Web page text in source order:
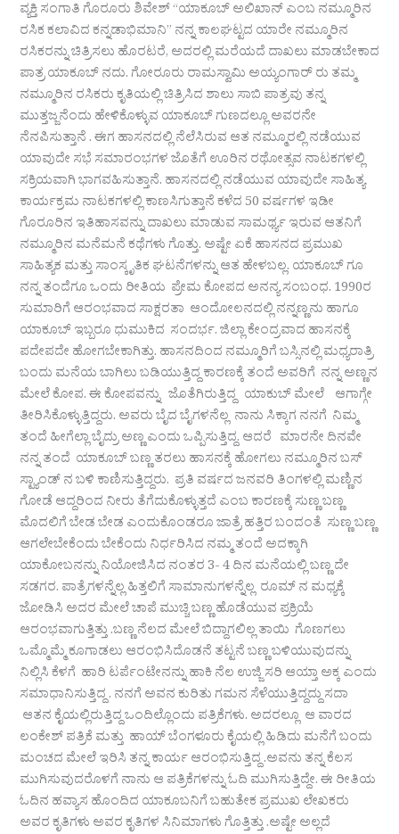
ವ್ಯಕ್ತಿ ಸಂಗಾತಿ ಗೊರೂರು ಶಿವೇಶ್ “ಯಾಕೂಬ್ ಅಲಿಖಾನ್ ಎಂಬ ನಮ್ಮೂರಿನ
ರಸಿಕ ಕಲಾವಿದ ಕನ್ನಡಾಭಿಮಾನಿ” ನನ್ನ ಕಾಲಘಟ್ಟದ ಯಾರೇ ನಮ್ಮೂರಿನ
ರಸಿಕರನ್ನು ಚಿತ್ರಿಸಲು ಹೊರಟರೆ, ಅದರಲ್ಲಿ ಮರೆಯದೆ ದಾಖಲು ಮಾಡಬೇಕಾದ
ಪಾತ್ರ ಯಾಕೂಬ್ ನದು. ಗೋರೂರು ರಾಮಸ್ವಾಮಿ ಅಯ್ಯಂಗಾರ್ ರು ತಮ್ಮ
ನಮ್ಮೂರಿನ ರಸಿಕರು ಕೃತಿಯಲ್ಲಿ ಚಿತ್ರಿಸಿದ ಶಾಲು ಸಾಬಿ ಪಾತ್ರವು ತನ್ನ
ಮುತ್ತಜ್ಜನೆಂದು ಹೇಳಿಕೊಳ್ಳುವ ಯಾಕೂಬ್ ಗುಣದಲ್ಲೂ ಅವರನೇ
ನೆನಪಿಸುತ್ತಾನೆ . ಈಗ ಹಾಸನದಲ್ಲಿ ನೆಲೆಸಿರುವ ಆತ ನಮ್ಮೂರಲ್ಲಿ ನಡೆಯುವ
ಯಾವುದೇ ಸಭೆ ಸಮಾರಂಭಗಳ ಜೊತೆಗೆ ಊರಿನ ರಥೋತ್ಸವ ನಾಟಕಗಳಲ್ಲಿ
ಸಕ್ರಿಯವಾಗಿ ಭಾಗವಹಿಸುತ್ತಾನೆ. ಹಾಸನದಲ್ಲಿ ನಡೆಯುವ ಯಾವುದೇ ಸಾಹಿತ್ಯ
ಕಾರ್ಯಕ್ರಮ ನಾಟಕಗಳಲ್ಲಿ ಕಾಣಸಿಗುತ್ತಾನೆ ಕಳೆದ 50 ವರ್ಷಗಳ ಇಡೀ
ಗೊರೂರಿನ ಇತಿಹಾಸವನ್ನು ದಾಖಲು ಮಾಡುವ ಸಾಮರ್ಥ್ಯ ಇರುವ ಆತನಿಗೆ
ನಮ್ಮೂರಿನ ಮನೆಮನೆ ಕಥೆಗಳು ಗೊತ್ತು. ಅಷ್ಟೇ ಏಕೆ ಹಾಸನದ ಪ್ರಮುಖ
ಸಾಹಿತ್ಯಕ ಮತ್ತು ಸಾಂಸ್ಕೃತಿಕ ಘಟನೆಗಳನ್ನು ಆತ ಹೇಳಬಲ್ಲ. ಯಾಕೂಬ್ ಗೂ
ನನ್ನ ತಂದೆಗೂ ಒಂದು ರೀತಿಯ ಪ್ರೇಮ ಕೋಪದ ಅನನ್ಯ ಸಂಬಂಧ. 1990ರ
ಸುಮಾರಿಗೆ ಆರಂಭವಾದ ಸಾಕ್ಷರತಾ ಆಂದೋಲನದಲ್ಲಿ ನನ್ನಣ್ಣನು ಹಾಗೂ
ಯಾಕೂಬ್ ಇಬ್ಬರೂ ಧುಮುಕಿದ ಸಂದರ್ಭ. ಜಿಲ್ಲಾ ಕೇಂದ್ರವಾದ ಹಾಸನಕ್ಕೆ
ಪದೇಪದೇ ಹೋಗಬೇಕಾಗಿತ್ತು. ಹಾಸನದಿಂದ ನಮ್ಮೂರಿಗೆ ಬಸ್ಸಿನಲ್ಲಿ ಮಧ್ಯರಾತ್ರಿ
ಬಂದು ಮನೆಯ ಬಾಗಿಲು ಬಡಿಯುತ್ತಿದ್ದ ಕಾರಣಕ್ಕೆ ತಂದೆ ಅವರಿಗೆ ನನ್ನ ಅಣ್ಣನ
ಮೇಲೆ ಕೋಪ. ಈ ಕೋಪವನ್ನು ಜೊತೆಗಿರುತ್ತಿದ್ದ ಯಾಕುಬ್ ಮೇಲೆ ಆಗಾಗ್ಗೇ
ತೀರಿಸಿಕೊಳ್ಳುತ್ತಿದ್ದರು. ಅವರು ಬೈದ ಬೈಗಳನೆಲ್ಲ ನಾನು ಸಿಕ್ಕಾಗ ನನಗೆ ನಿಮ್ಮ
ತಂದೆ ಹೀಗೆಲ್ಲಾ ಬೈದ್ರು ಅಣ್ಣ ಎಂದು ಒಪ್ಪಿಸುತ್ತಿದ್ದ. ಆದರೆ ಮಾರನೇ ದಿನವೇ
ನನ್ನ ತಂದೆ ಯಾಕೂಬ್ ಬಣ್ಣ ತರಲು ಹಾಸನಕ್ಕೆ ಹೋಗಲು ನಮ್ಮೂರಿನ ಬಸ್
ಸ್ಟ್ಯಾಂಡ್ ನ ಬಳಿ ಕಾಣಿಸುತ್ತಿದ್ದರು. ಪ್ರತಿ ವರ್ಷದ ಜನವರಿ ತಿಂಗಳಲ್ಲಿ ಮಣ್ಣಿನ
ಗೋಡೆ ಆದ್ದರಿಂದ ನೀರು ತೆಗೆದುಕೊಳ್ಳುತ್ತದೆ ಎಂಬ ಕಾರಣಕ್ಕೆ ಸುಣ್ಣ ಬಣ್ಣ
ಮೊದಲಿಗೆ ಬೇಡ ಬೇಡ ಎಂದುಕೊಂಡರೂ ಜಾತ್ರೆ ಹತ್ತಿರ ಬಂದಂತೆ ಸುಣ್ಣ ಬಣ್ಣ
ಆಗಲೇಬೇಕೆಂದು ಬೇಕೆಂದು ನಿರ್ಧರಿಸಿದ ನಮ್ಮ ತಂದೆ ಅದಕ್ಕಾಗಿ
ಯಾಕೋಬನನ್ನು ನಿಯೋಜಿಸಿದ ನಂತರ 3- 4 ದಿನ ಮನೆಯಲ್ಲಿ ಬಣ್ಣ ದೇ
ಸಡಗರ. ಪಾತ್ರೆಗಳನ್ನೆಲ್ಲ ಹಿತ್ತಲಿಗೆ ಸಾಮಾನುಗಳನ್ನೆಲ್ಲ ರೂಮ್ ನ ಮಧ್ಯಕ್ಕೆ
ಜೋಡಿಸಿ ಅದರ ಮೇಲೆ ಚಾಪೆ ಮುಚ್ಚಿ ಬಣ್ಣ ಹೊಡೆಯುವ ಪ್ರಕ್ರಿಯೆ
ಆರಂಭವಾಗುತ್ತಿತ್ತು .ಬಣ್ಣ ನೆಲದ ಮೇಲೆ ಬಿದ್ದಾಗಲಿಲ್ಲ ತಾಯಿ ಗೊಣಗಲು
ಒಮ್ಮೊಮ್ಮೆ ಕೂಗಾಡಲು ಆರಂಭಿಸಿದೊಡನೆ ತಟ್ಟನೆ ಬಣ್ಣ ಬಳಿಯುವುದನ್ನು
ನಿಲ್ಲಿಸಿ ಕೆಳಗೆ ಹಾರಿ ಟರ್ಪೆಂಟೇನನ್ನು ಹಾಕಿ ನೆಲ ಉಜ್ಜಿ ಸರಿ ಆಯ್ತಾ ಅಕ್ಕ ಎಂದು
ಸಮಾಧಾನಿಸುತ್ತಿದ್ದ . ನನಗೆ ಅವನ ಕುರಿತು ಗಮನ ಸೆಳೆಯುತ್ತಿದ್ದದ್ದು ಸದಾ
ಆತನ ಕೈಯಲ್ಲಿರುತ್ತಿದ್ದ ಒಂದಿಲ್ಲೊಂದು ಪತ್ರಿಕೆಗಳು. ಅದರಲ್ಲೂ ಆ ವಾರದ
ಲಂಕೇಶ್ ಪತ್ರಿಕೆ ಮತ್ತು ಹಾಯ್ ಬೆಂಗಳೂರು ಕೈಯಲ್ಲಿ ಹಿಡಿದು ಮನೆಗೆ ಬಂದು
ಮಂಚದ ಮೇಲೆ ಇರಿಸಿ ತನ್ನ ಕಾರ್ಯ ಆರಂಭಿಸುತ್ತಿದ್ದ .ಅವನು ತನ್ನ ಕೆಲಸ
ಮುಗಿಸುವುದರೊಳಗೆ ನಾನು ಆ ಪತ್ರಿಕೆಗಳನ್ನು ಓದಿ ಮುಗಿಸುತ್ತಿದ್ದೇ. ಈ ರೀತಿಯ
ಓದಿನ ಹವ್ಯಾಸ ಹೊಂದಿದ ಯಾಕೂಬನಿಗೆ ಬಹುತೇಕ ಪ್ರಮುಖ ಲೇಖಕರು
ಅವರ ಕೃತಿಗಳು ಅವರ ಕೃತಿಗಳ ಸಿನಿಮಾಗಳು ಗೊತ್ತಿತ್ತು .ಅಷ್ಟೇ ಅಲ್ಲದೆ